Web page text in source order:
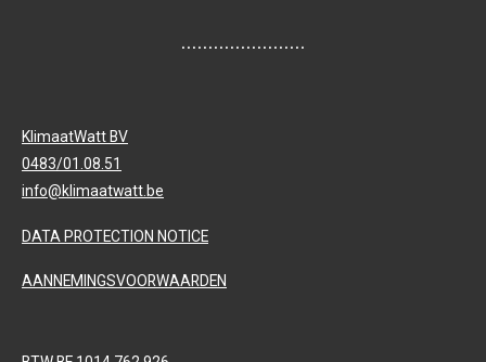
.......................
KlimaatWatt BV
0483/01.08.51
info@klimaatwatt.be
DATA PROTECTION NOTICE
AANNEMINGSVOORWAARDEN